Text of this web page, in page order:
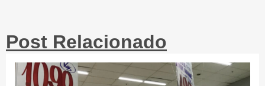
Post Relacionado